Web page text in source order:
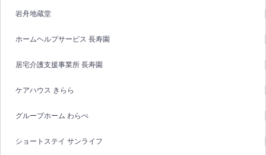
岩舟地蔵堂
ホームヘルプサービス 長寿園
居宅介護支援事業所 長寿園
ケアハウス きらら
グループホーム わらべ
ショートステイ サンライフ